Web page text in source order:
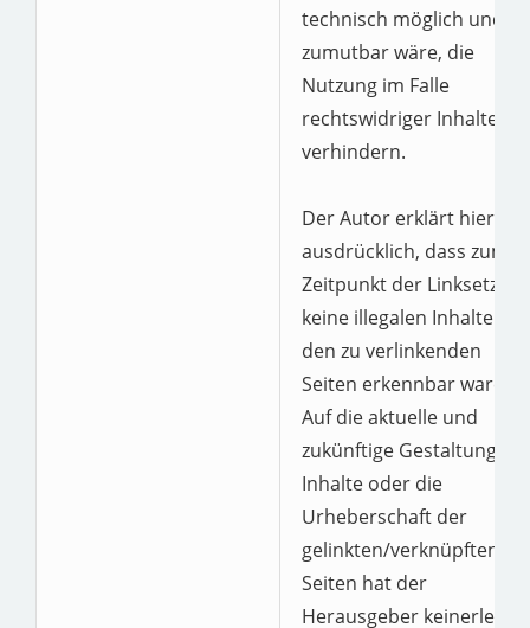
technisch möglich und
zumutbar wäre, die
Nutzung im Falle
rechtswidriger Inhalte zu
verhindern.
Der Autor erklärt hiermit
ausdrücklich, dass zum
Zeitpunkt der
keine illegalen Inhalte auf
den zu verlinkenden
Seiten erkennbar waren.
Auf die aktuelle und
zukünftige Gestaltung,
Inhalte oder die
Urheberschaft der
gelinkten/verknüpften
Seiten hat der
Herausgeber keinerlei